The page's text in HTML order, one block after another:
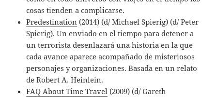
cosas tienden a complicarse.
Predestination (2014) (d/ Michael Spierig) (d/ Peter
Spierig). Un enviado en el tiempo para detener a
un terrorista desenlazará una historia en la que
cada avance aparece acompañado de misteriosos
personajes y organizaciones. Basada en un relato
de Robert A. Heinlein.
FAQ About Time Travel (2009) (d/ Gareth